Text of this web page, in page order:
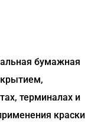
бумажная
терминалах и
краски